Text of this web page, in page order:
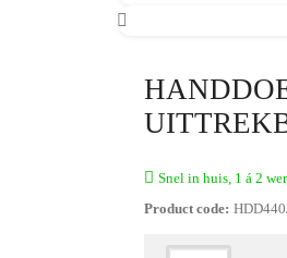
Snel in huis, 1 á 2
Product code: